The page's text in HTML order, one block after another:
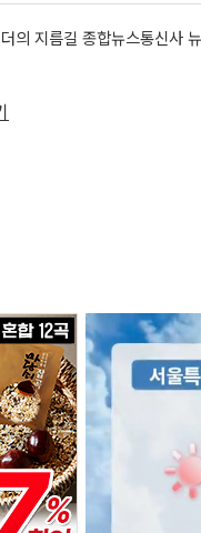
의 지름길 종합뉴스통신